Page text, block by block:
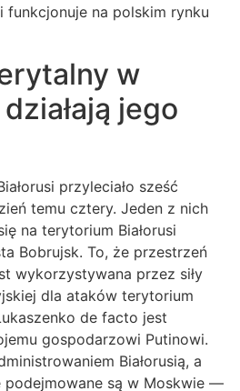
funkcjonuje na polskim rynku
w
jego
przyleciało sześć
temu cztery. Jeden z nich
na terytorium Białorusi
Bobrujsk. To, że przestrzeń
wykorzystywana przez siły
dla ataków terytorium
de facto jest
gospodarzowi Putinowi.
Białorusią, a
podejmowane są w Moskwie —